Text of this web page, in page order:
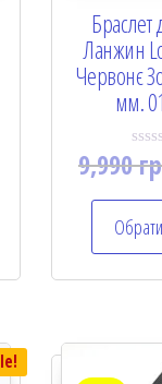
Браслет
Ланжин
Червонє
мм.
R
a
d
0
o
u
5
9,990